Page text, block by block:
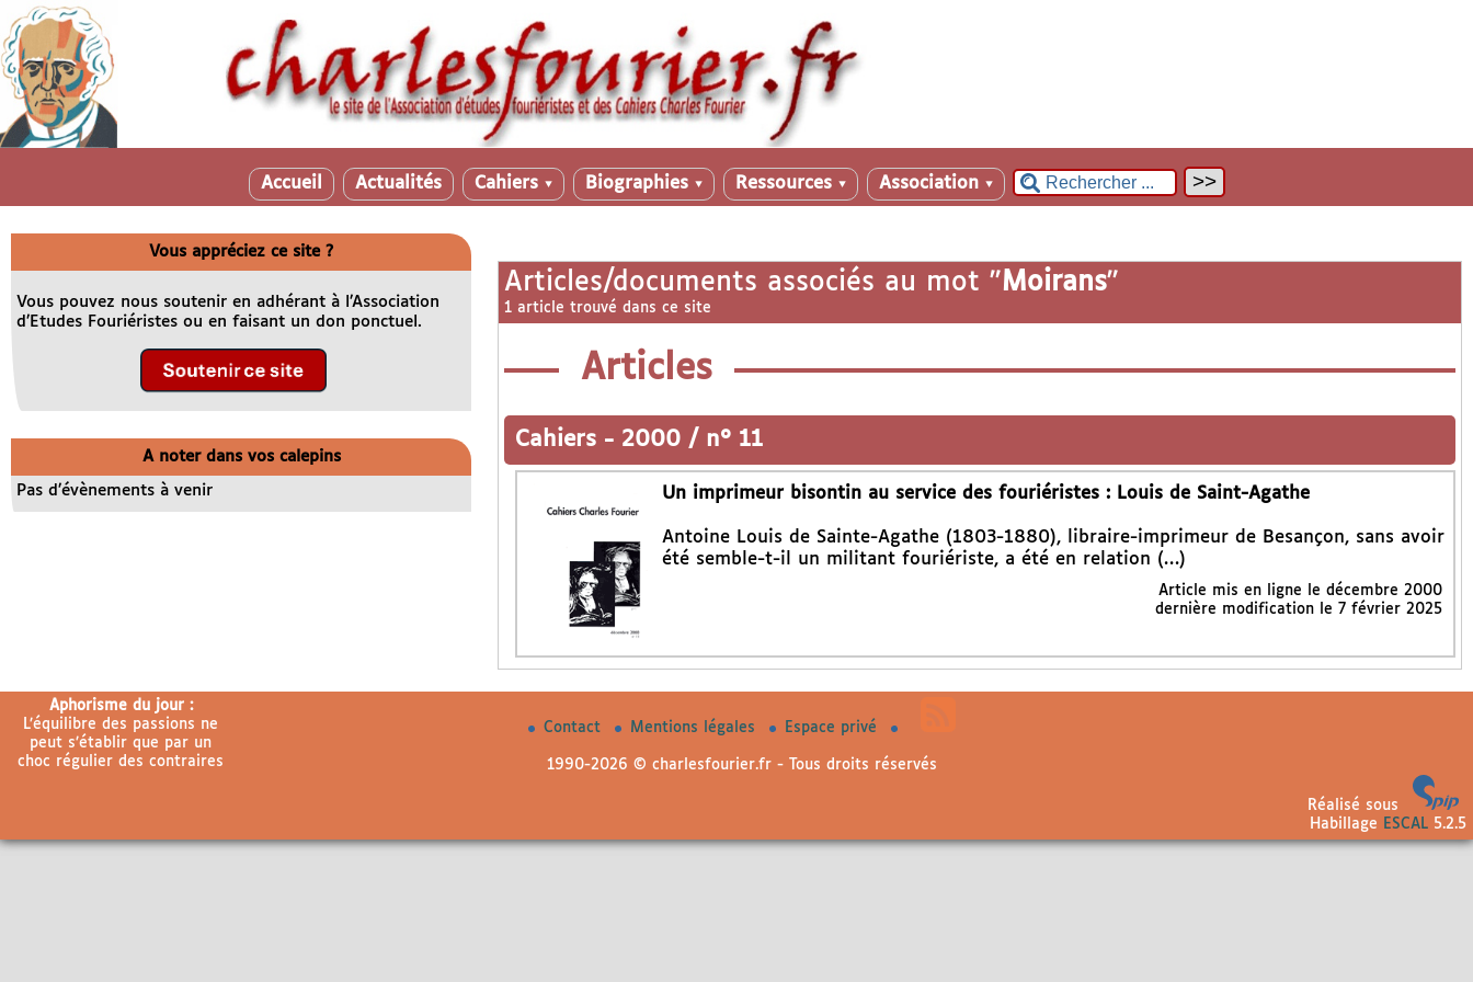
Accueil Actualités Cahiers ▼ Biographies ▼ Ressources ▼ Association ▼
Articles/documents associés au mot "Moirans"
1 article trouvé dans ce site
Articles
Cahiers - 2000 / n° 11
Un imprimeur bisontin au service des fouriéristes : Louis de Saint-Agathe
Antoine Louis de Sainte-Agathe (1803-1880), libraire-imprimeur de Besançon, sans avoir
été semble-t-il un militant fouriériste, a été en relation (…)
Article mis en ligne le décembre 2000
dernière modification le 7 février 2025
Vous appréciez ce site ?
Vous pouvez nous soutenir en adhérant à l’Association
d’Etudes Fouriéristes ou en faisant un don ponctuel.
A noter dans vos calepins
Pas d’évènements à venir
Aphorisme du jour :
L’équilibre des passions ne
peut s’établir que par un
choc régulier des contraires
Contact Mentions légales Espace privé
1990-2026 © charlesfourier.fr - Tous droits réservés
Réalisé sous
Habillage
ESCAL5.2.5